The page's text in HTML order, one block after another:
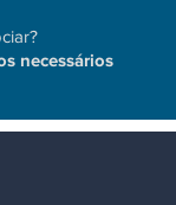
necessários